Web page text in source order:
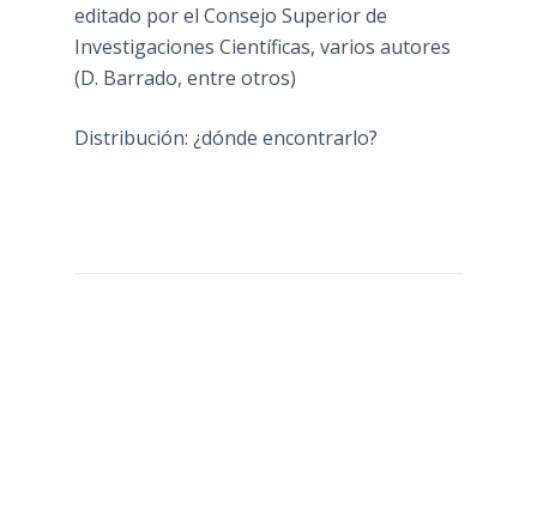
editado por el Consejo Superior de
Investigaciones Científicas, varios autores
(D. Barrado, entre otros)
Distribución: ¿dónde encontrarlo?